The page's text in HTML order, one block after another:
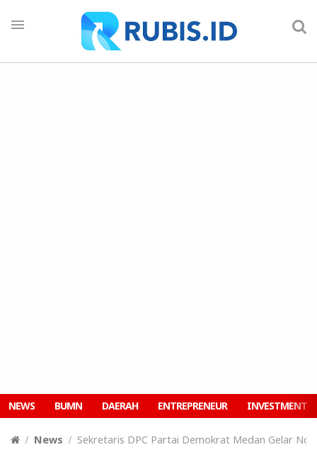
NEWS BUMN DAERAH ENTREPRENEUR INVESTMENT
News Sekretaris DPC Partai Demokrat Medan Gelar